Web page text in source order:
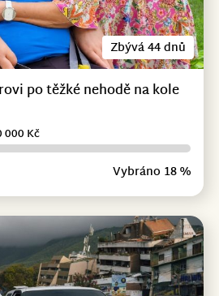
Zbývá 44 dnů
po těžké nehodě na kole
Vybráno 18 %
000 Kč